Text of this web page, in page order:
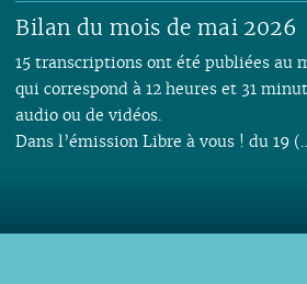
Bilan du mois de mai 2026
15 transcriptions ont été publiées au
qui correspond à 12 heures et 31
audio ou de vidéos.
Dans l’émission Libre à vous ! du 19